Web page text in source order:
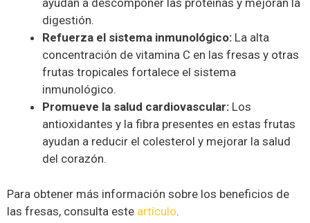
ayudan a descomponer las proteínas y mejoran la
digestión.
Refuerza el sistema inmunológico: La alta
concentración de vitamina C en las fresas y otras
frutas tropicales fortalece el sistema
inmunológico.
Promueve la salud cardiovascular: Los
antioxidantes y la fibra presentes en estas frutas
ayudan a reducir el colesterol y mejorar la salud
del corazón.
Para obtener más información sobre los beneficios de
las fresas, consulta este artículo.